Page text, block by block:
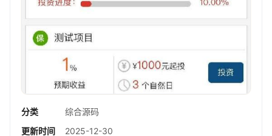
分类
综合源码
更新时间
2025-12-30